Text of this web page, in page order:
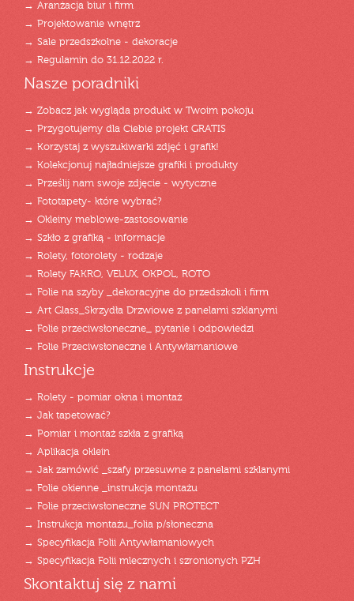
→ Aranżacja biur i firm
→ Projektowanie wnętrz
→ Sale przedszkolne - dekoracje
→ Regulamin do 31.12.2022 r.
Nasze poradniki
→ Zobacz jak wygląda produkt w Twoim pokoju
→ Przygotujemy dla Ciebie projekt GRATIS
→ Korzystaj z wyszukiwarki zdjęć i grafik!
→ Kolekcjonuj najładniejsze grafiki i produkty
→ Prześlij nam swoje zdjęcie - wytyczne
→ Fototapety- które wybrać?
→ Okleiny meblowe-zastosowanie
→ Szkło z grafiką - informacje
→ Rolety, fotorolety - rodzaje
→ Rolety FAKRO, VELUX, OKPOL, ROTO
→ Folie na szyby _dekoracyjne do przedszkoli i firm
→ Art Glass_Skrzydła Drzwiowe z panelami szklanymi
→ Folie przeciwsłoneczne_ pytanie i odpowiedzi
→ Folie Przeciwsłoneczne i Antywłamaniowe
Instrukcje
→ Rolety - pomiar okna i montaż
→ Jak tapetować?
→ Pomiar i montaż szkła z grafiką
→ Aplikacja oklein
→ Jak zamówić _szafy przesuwne z panelami szklanymi
→ Folie okienne _instrukcja montażu
→ Folie przeciwsłoneczne SUN PROTECT
→ Instrukcja montażu_folia p/słoneczna
→ Specyfikacja Folii Antywłamaniowych
→ Specyfikacja Folii mlecznych i szronionych PZH
Skontaktuj się z nami